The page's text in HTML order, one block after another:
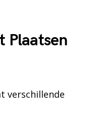
Plaatsen
verschillende